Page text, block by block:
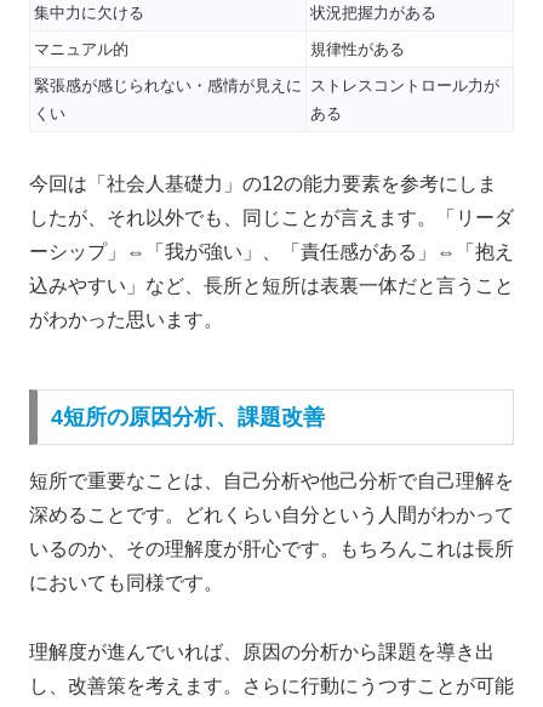
集中力に欠ける
状況把握力がある
マニュアル的
規律性がある
緊張感が感じられない・感情が見えに
くい
ストレスコントロール力が
ある
今回は「社会人基礎力」の12の能力要素を参考にしま
したが、それ以外でも、同じことが言えます。「リーダ
ーシップ」⇔「我が強い」、「責任感がある」⇔「抱え
込みやすい」など、長所と短所は表裏一体だと言うこと
がわかった思います。
4短所の原因分析、課題改善
短所で重要なことは、自己分析や他己分析で自己理解を
深めることです。どれくらい自分という人間がわかって
いるのか、その理解度が肝心です。もちろんこれは長所
においても同様です。
理解度が進んでいれば、原因の分析から課題を導き出
し、改善策を考えます。さらに行動にうつすことが可能